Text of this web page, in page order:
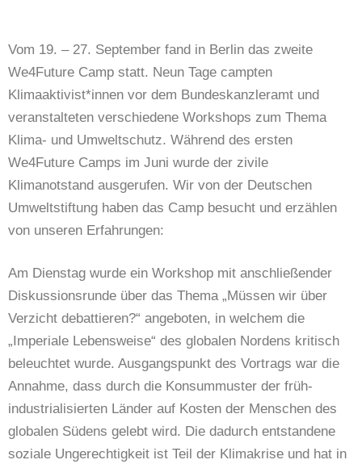
Vom 19. – 27. September fand in Berlin das zweite
We4Future Camp statt. Neun Tage campten
Klimaaktivist*innen vor dem Bundeskanzleramt und
veranstalteten verschiedene Workshops zum Thema
Klima- und Umweltschutz. Während des ersten
We4Future Camps im Juni wurde der zivile
Klimanotstand ausgerufen. Wir von der Deutschen
Umweltstiftung haben das Camp besucht und erzählen
von unseren Erfahrungen:
Am Dienstag wurde ein Workshop mit anschließender
Diskussionsrunde über das Thema „Müssen wir über
Verzicht debattieren?“ angeboten, in welchem die
„Imperiale Lebensweise“ des globalen Nordens kritisch
beleuchtet wurde. Ausgangspunkt des Vortrags war die
Annahme, dass durch die Konsummuster der früh-
industrialisierten Länder auf Kosten der Menschen des
globalen Südens gelebt wird. Die dadurch entstandene
soziale Ungerechtigkeit ist Teil der Klimakrise und hat in